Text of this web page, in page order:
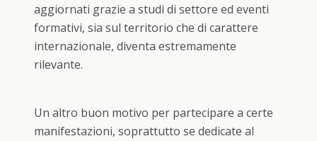
aggiornati grazie a studi di settore ed eventi
formativi, sia sul territorio che di carattere
internazionale, diventa estremamente
rilevante.
Un altro buon motivo per partecipare a certe
manifestazioni, soprattutto se dedicate al